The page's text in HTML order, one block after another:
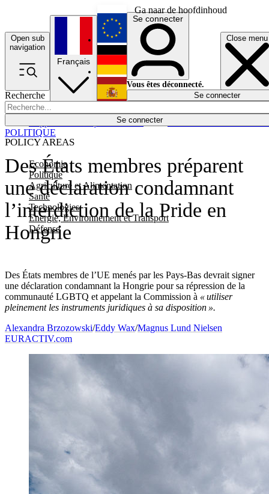
Ga naar de hoofdinhoud
Open sub
navigation
Close menu
Recherche
Se connecter
POLICY AREAS
Economie
Politique
Agriculture et Alimentation
Santé
Technologies
Energie, Environnement et Transport
Défense
Économie
Français
English
Deutsch
Español
Se connecter
Vous êtes déconnecté.
Se connecter
Des États membres préparent
une déclaration condamnant
l’interdiction de la Pride en
Hongrie
Des États membres de l’UE menés par les Pays-Bas devrait signer
une déclaration condamnant la Hongrie pour sa répression de la
communauté LGBTQ et appelant la Commission à « utiliser
pleinement les instruments juridiques à sa disposition ».
POLITIQUE
Alexandra Brzozowski/Eddy Wax/Magnus Lund Nielsen
EURACTIV.com